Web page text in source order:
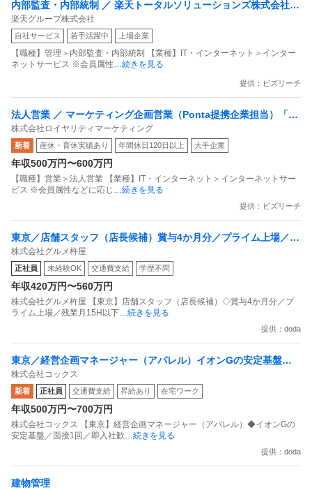
内部監査・内部統制 ／ 楽天トータルソリューションズ株式会社
戦略事業コンプライアンス支援部 業務統制支援課：ショップコン
プライアンス推進担当（SBCSD）
楽天グループ株式会社
自社サービス 若手活躍中 上場企業
【職種】管理＞内部監査・内部統制 【業種】IT・インターネット＞インター
ネットサービス ※会員属性 …続きを見る
提供：ビズリーチ
法人営業 ／ マーケティング企画営業（Ponta提携企業担当）「国
内最大級の共通ポイントサービスを展開／無駄のない消費社会を
目指すデータマーケティングカンパニー」
株式会社ロイヤリティマーケティング
新着 産休・育休実績あり 年間休日120日以上 大手企業
年収500万円〜600万円
【職種】営業＞法人営業 【業種】IT・インターネット＞インターネットサー
ビス ※会員属性などに応じ
…続きを見る
提供：ビズリーチ
東京／店舗スタッフ（店長候補）賞与4か月分／プライム上場／残
業月15H以下／新店オープン多数
株式会社グルメ杵屋
正社員 未経験OK 交通費支給 学歴不問
年収420万円〜560万円
株式会社グルメ杵屋 【東京】店舗スタッフ（店長候補）◇賞与4か月分／プ
ライム上場／残業月15H以下 …続きを見る
提供：doda
東京／経営企画マネージャー（アパレル）イオンGの安定基盤／
面接1回／即入社歓迎
株式会社コックス
新着 正社員 交通費支給 昇給あり 在宅ワーク
年収500万円〜700万円
株式会社コックス 【東京】経営企画マネージャー（アパレル）◆イオンGの
安定基盤／面接1回／即入社歓 …続きを見る
提供：doda
建物管理